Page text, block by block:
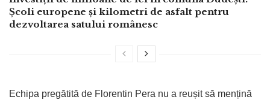
Școli europene și kilometri de asfalt pentru
dezvoltarea satului românesc
Echipa pregătită de Florentin Pera nu a reușit să mențină